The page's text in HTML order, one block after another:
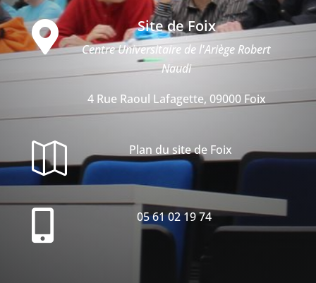
 Site de Foix
Centre Universitaire de l'Ariège Robert
Naudi
4 Rue Raoul Lafagette, 09000 Foix
 Plan du site de Foix
 05 61 02 19 74